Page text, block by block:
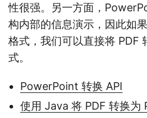
性很强。另一方面，
构内部的信息演示，因此如
格式，我们可以直接将 PDF
式。
PowerPoint 转换 API
使用 Java 将 PDF 转换为